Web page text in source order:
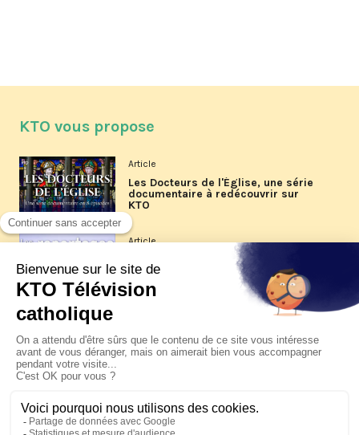
KTO vous propose
Article
Les Docteurs de l'Église, une série
documentaire à redécouvrir sur
KTO
Article
Les reportages d'été 2026 de KTO
La visite pastorale du pape Léon
XIV à Assise à suivre sur KTO le
jeudi 6 août
Le pape en Uruguay, Argentine et
Pérou du 6 au 17 novembre 2026